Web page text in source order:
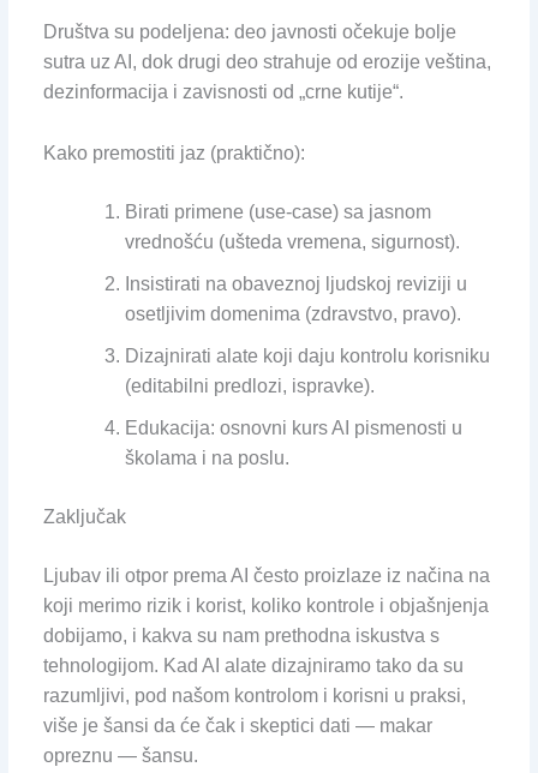
Društva su podeljena: deo javnosti očekuje bolje
sutra uz AI, dok drugi deo strahuje od erozije veština,
dezinformacija i zavisnosti od „crne kutije“.
Kako premostiti jaz (praktično):
Birati primene (use-case) sa jasnom
vrednošću (ušteda vremena, sigurnost).
Insistirati na obaveznoj ljudskoj reviziji u
osetljivim domenima (zdravstvo, pravo).
Dizajnirati alate koji daju kontrolu korisniku
(editabilni predlozi, ispravke).
Edukacija: osnovni kurs AI pismenosti u
školama i na poslu.
Zaključak
Ljubav ili otpor prema AI često proizlaze iz načina na
koji merimo rizik i korist, koliko kontrole i objašnjenja
dobijamo, i kakva su nam prethodna iskustva s
tehnologijom. Kad AI alate dizajniramo tako da su
razumljivi, pod našom kontrolom i korisni u praksi,
više je šansi da će čak i skeptici dati — makar
opreznu — šansu.